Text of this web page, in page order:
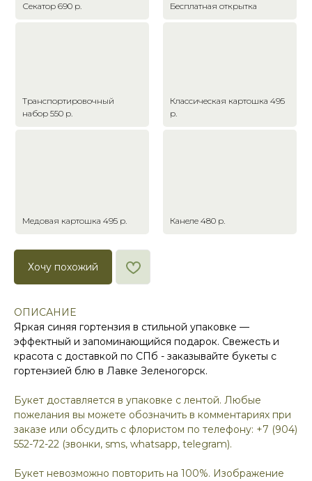
Секатор 690 р. Бесплатная открытка
Транспортировочный
набор 550 р.
Классическая картошка 495
р.
Медовая картошка 495 р. Канеле 480 р.
Хочу похожий
ОПИСАНИЕ
Яркая синяя гортензия в стильной упаковке —
эффектный и запоминающийся подарок. Свежесть и
красота с доставкой по СПб - заказывайте букеты с
гортензией блю в Лавке Зеленогорск.
Букет доставляется в упаковке с лентой. Любые
пожелания вы можете обозначить в комментариях при
заказе или обсудить с флористом по телефону: +7 (904)
552-72-22 (звонки, sms, whatsapp, telegram).
Букет невозможно повторить на 100%. Изображение